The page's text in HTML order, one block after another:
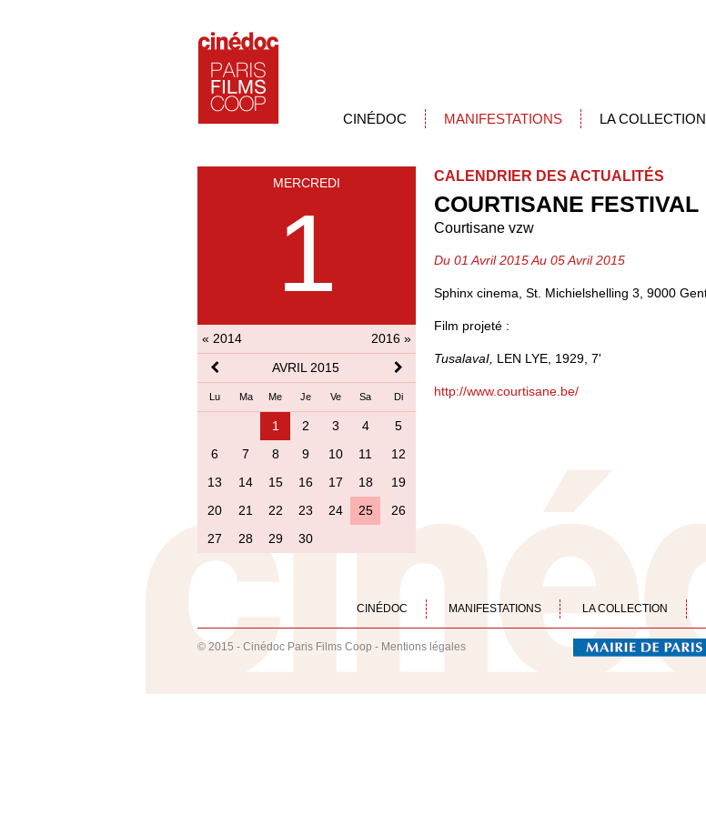
CINÉDOC MANIFESTATIONS LA COLLECTION
MERCREDI
1
« 2014
2016 »
AVRIL 2015
Lu Ma Me Je Ve Sa Di
1 2 3 4
5
6
7 8 9 10 11
12
13
14 15 16 17 18
19
20
21 22 23 24 25
26
27
28 29 30
CALENDRIER DES ACTUALITÉS
COURTISANE FESTIVAL
Courtisane vzw
Du 01 Avril 2015 Au 05 Avril 2015
Sphinx cinema, St. Michielshelling 3, 9000
Film projeté :
TusalavaI, LEN LYE, 1929, 7'
http://www.courtisane.be/
CINÉDOC MANIFESTATIONS LA COLLECTION
© 2015 - Cinédoc Paris Films Coop - Mentions légales